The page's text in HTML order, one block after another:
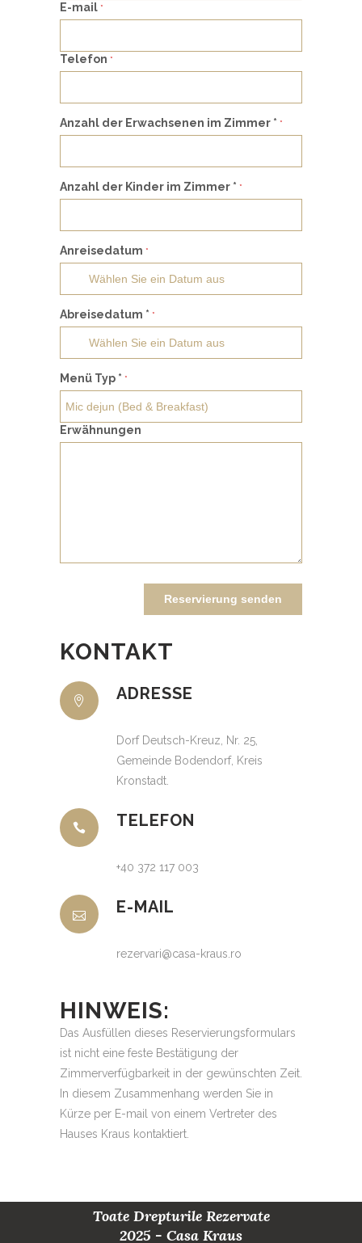
E-mail *
Telefon *
Anzahl der Erwachsenen im Zimmer * *
Anzahl der Kinder im Zimmer * *
Anreisedatum *
Abreisedatum * *
Menü Typ * *
Erwähnungen
Reservierung senden
KONTAKT
ADRESSE
Dorf Deutsch-Kreuz, Nr. 25,
Gemeinde Bodendorf, Kreis
Kronstadt.
TELEFON
+40 372 117 003
E-MAIL
rezervari@casa-kraus.ro
HINWEIS:
Das Ausfüllen dieses Reservierungsformulars
ist nicht eine feste Bestätigung der
Zimmerverfügbarkeit in der gewünschten Zeit.
In diesem Zusammenhang werden Sie in
Kürze per E-mail von einem Vertreter des
Hauses Kraus kontaktiert.
Toate Drepturile Rezervate
2025 - Casa Kraus